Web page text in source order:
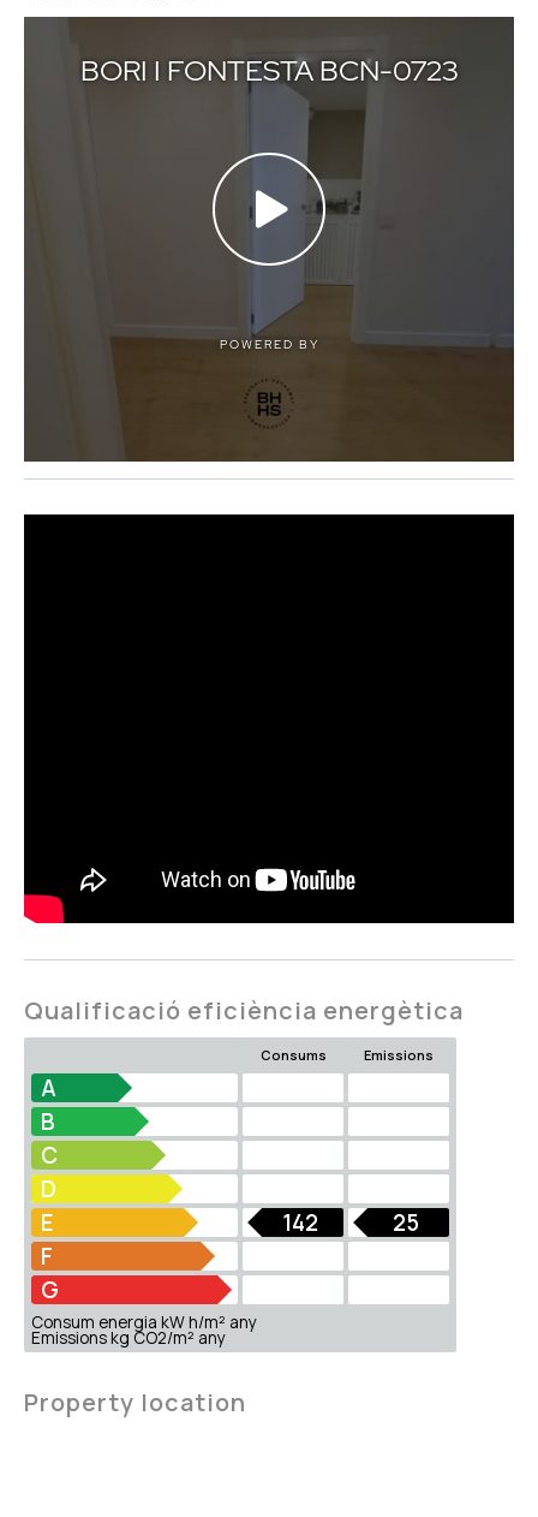
Qualificació eficiència energètica
Consums Emissions
A
B
C
D
E
142
25
F
G
Consum energia kW h/m² any
Emissions kg CO2/m² any
Property location